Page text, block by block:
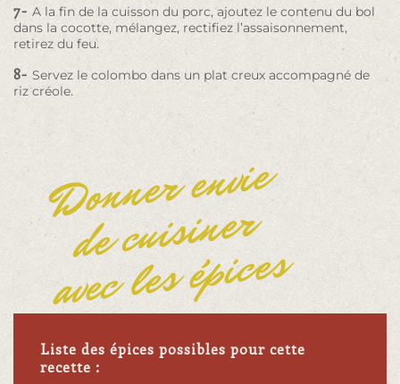
7- A la fin de la cuisson du porc, ajoutez le contenu du bol
dans la cocotte, mélangez, rectifiez l’assaisonnement,
retirez du feu.
8- Servez le colombo dans un plat creux accompagné de
riz créole.
Donner envie
de cuisiner
avec les épices
Liste des épices possibles pour cette
recette :